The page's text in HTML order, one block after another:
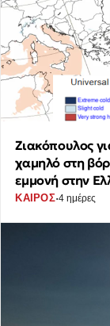
Ζιακόπουλος
χαμηλό στη
εμμονή στην
ΚΑΙΡΟΣ·4 ημέρες